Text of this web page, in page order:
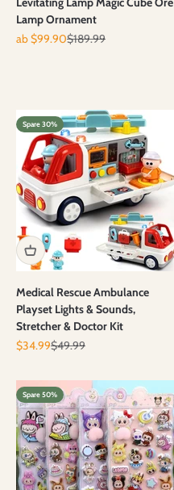
Lamp Ornament
Angebot
ab $99.90Regulärer Preis
$189.99
Spare 30%
Medical Rescue Ambulance
Playset Lights & Sounds,
Stretcher & Doctor Kit
Angebot
$34.99Regulärer Preis
$49.99
Spare 50%